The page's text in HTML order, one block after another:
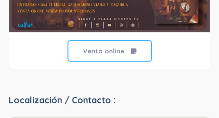
Venta online
Localización / Contacto :